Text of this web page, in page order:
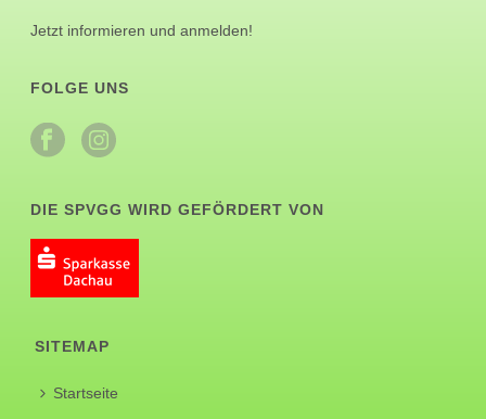
Jetzt informieren und anmelden!
FOLGE UNS
DIE SPVGG WIRD GEFÖRDERT VON
SITEMAP
Startseite